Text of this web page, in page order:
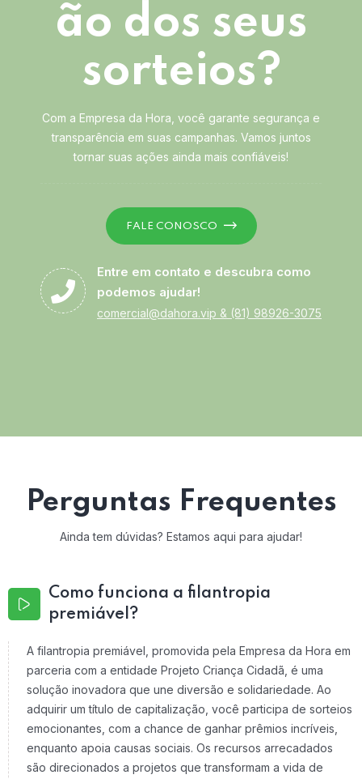
ão dos seus
sorteios?
Com a Empresa da Hora, você garante segurança e
transparência em suas campanhas. Vamos juntos
tornar suas ações ainda mais confiáveis!
FALE CONOSCO
Entre em contato e descubra como
podemos ajudar!
comercial@dahora.vip & (81) 98926-3075
Perguntas Frequentes
Ainda tem dúvidas? Estamos aqui para ajudar!
Como funciona a filantropia
premiável?
A filantropia premiável, promovida pela Empresa da Hora em
parceria com a entidade Projeto Criança Cidadã, é uma
solução inovadora que une diversão e solidariedade. Ao
adquirir um título de capitalização, você participa de sorteios
emocionantes, com a chance de ganhar prêmios incríveis,
enquanto apoia causas sociais. Os recursos arrecadados
são direcionados a projetos que transformam a vida de